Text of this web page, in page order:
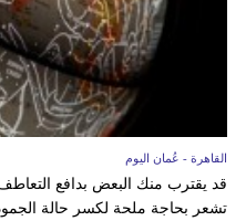
القاهرة - عُمان اليوم
قد يقترب منك البعض بدافع التعاطف
تشعر بحاجة ملحة لكسر حالة